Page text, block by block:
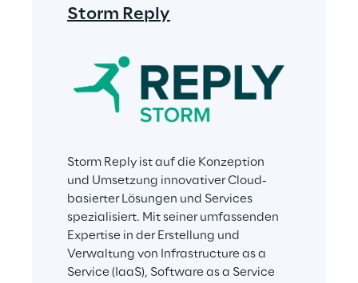
Storm Reply
Storm Reply ist auf die Konzeption
und Umsetzung innovativer Cloud-
basierter Lösungen und Services
spezialisiert. Mit seiner umfassenden
Expertise in der Erstellung und
Verwaltung von Infrastructure as a
Service (IaaS), Software as a Service